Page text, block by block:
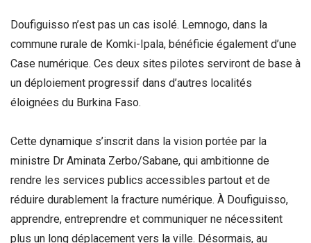
Doufiguisso n’est pas un cas isolé. Lemnogo, dans la
commune rurale de Komki-Ipala, bénéficie également d’une
Case numérique. Ces deux sites pilotes serviront de base à
un déploiement progressif dans d’autres localités
éloignées du Burkina Faso.
Cette dynamique s’inscrit dans la vision portée par la
ministre Dr Aminata Zerbo/Sabane, qui ambitionne de
rendre les services publics accessibles partout et de
réduire durablement la fracture numérique. À Doufiguisso,
apprendre, entreprendre et communiquer ne nécessitent
plus un long déplacement vers la ville. Désormais, au